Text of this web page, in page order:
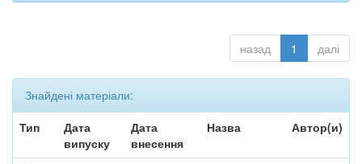
назад 1 далі
Знайдені матеріали:
Тип
Дата
випуску
Дата
внесення
Назва Автор(и)